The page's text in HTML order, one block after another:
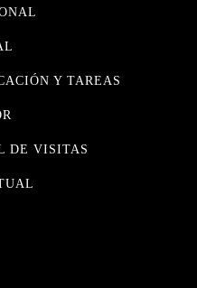
Y TAREAS
DE VISITAS